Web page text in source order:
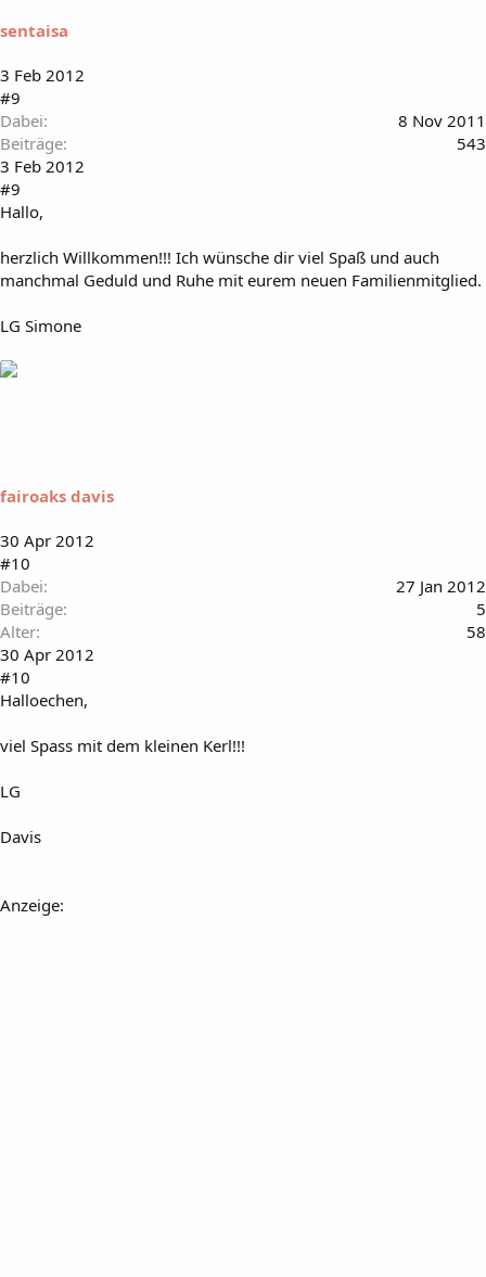
sentaisa
3 Feb 2012
#9
Dabei
8 Nov 2011
Beiträge
543
3 Feb 2012
#9
Hallo,
herzlich Willkommen!!! Ich wünsche dir viel Spaß und auch
manchmal Geduld und Ruhe mit eurem neuen Familienmitglied.
LG Simone
fairoaks davis
30 Apr 2012
#10
Dabei
27 Jan 2012
Beiträge
5
Alter
58
30 Apr 2012
#10
Halloechen,
viel Spass mit dem kleinen Kerl!!!
LG
Davis
Anzeige: